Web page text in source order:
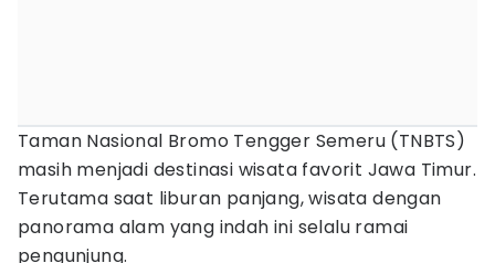
Taman Nasional Bromo Tengger Semeru (TNBTS)
masih menjadi destinasi wisata favorit Jawa Timur.
Terutama saat liburan panjang, wisata dengan
panorama alam yang indah ini selalu ramai
pengunjung.